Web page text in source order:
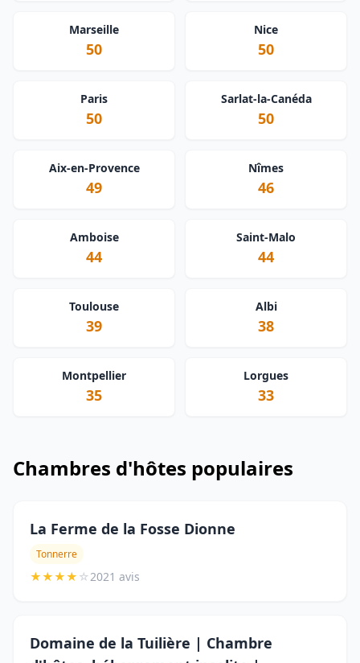
Marseille
50
Nice
50
Paris
50
Sarlat-la-Canéda
50
Aix-en-Provence
49
Nîmes
46
Amboise
44
Saint-Malo
44
Toulouse
39
Albi
38
Montpellier
35
Lorgues
33
Chambres d'hôtes populaires
La Ferme de la Fosse Dionne
Tonnerre
★★★★ ☆2021 avis
Domaine de la Tuilière | Chambre